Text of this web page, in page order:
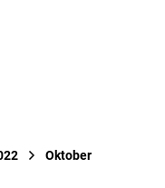
Oktober